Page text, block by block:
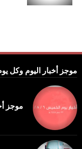
موجز أخبار اليوم وكل
موجز